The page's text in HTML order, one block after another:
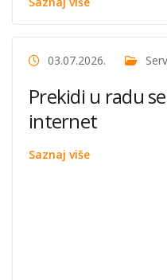
03.07.2026.
Prekidi u radu
internet
Saznaj više